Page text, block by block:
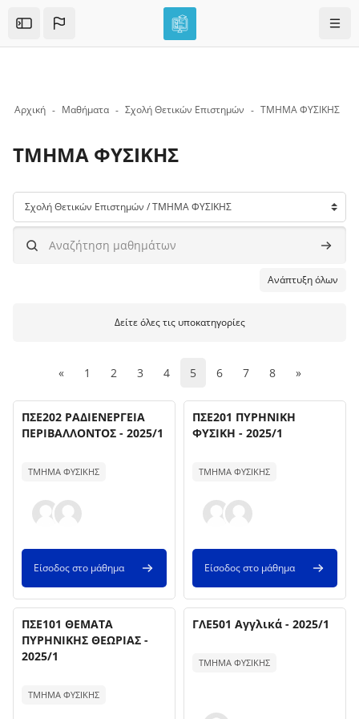
Skip to sidebar navigation menu
Skip to mobile navigation menu
Skip to top bar navigation menu
Μετάβαση στο κεντρικό περιεχόμενο
Open the sidebar
Αρχική Μαθήματα Σχολή Θετικών Επιστημών ΤΜΗΜΑ ΦΥΣΙΚΗΣ
ΤΜΗΜΑ ΦΥΣΙΚΗΣ
Μπλοκ
Κατηγορίες μαθημάτων
Αναζήτηση μαθημάτων
Ανάπτυξη όλων
Δείτε όλες τις υποκατηγορίες
«
Προηγούμενη σελίδα
1 2 3 4 5
(current)
6 7 8 »
Επόμενη
Εικόνα μαθήματος
Όνομα μαθήματος
ΠΣΕ202 ΡΑΔΙΕΝΕΡΓΕΙΑ
ΠΕΡΙΒΑΛΛΟΝΤΟΣ - 2025/1
ΤΜΗΜΑ ΦΥΣΙΚΗΣ
Είσοδος στο μάθημα
Εικόνα μαθήματος
Όνομα μαθήματος
ΠΣΕ201 ΠΥΡΗΝΙΚΗ
ΦΥΣΙΚΗ - 2025/1
ΤΜΗΜΑ ΦΥΣΙΚΗΣ
Είσοδος στο μάθημα
Εικόνα μαθήματος
Όνομα μαθήματος
ΠΣΕ101 ΘΕΜΑΤΑ
ΠΥΡΗΝΙΚΗΣ ΘΕΩΡΙΑΣ -
2025/1
ΤΜΗΜΑ ΦΥΣΙΚΗΣ
Εικόνα μαθήματος
Όνομα μαθήματος
ΓΛΕ501 Αγγλικά - 2025/1
ΤΜΗΜΑ ΦΥΣΙΚΗΣ